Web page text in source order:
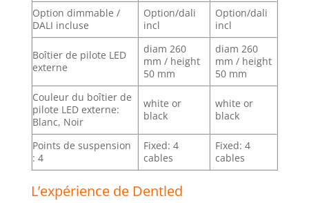
Option dimmable /
DALI incluse
Option/dali
incl
Option/dali
incl
Boîtier de pilote LED
externe
diam 260
mm / height
50 mm
diam 260
mm / height
50 mm
Couleur du boîtier de
pilote LED externe:
Blanc, Noir
white or
black
white or
black
Points de suspension
: 4
Fixed: 4
cables
Fixed: 4
cables
L’expérience de Dentled